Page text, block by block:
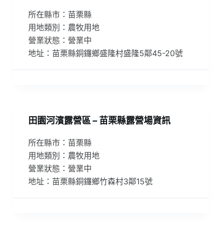
所在縣市：苗栗縣
用地類別：農牧用地
營業狀態：營業中
地址：苗栗縣銅鑼鄉盛隆村盛隆5鄰45-20號
田園河濱露營區 – 苗栗縣露營場資訊
所在縣市：苗栗縣
用地類別：農牧用地
營業狀態：營業中
地址：苗栗縣銅鑼鄉竹森村3鄰15號